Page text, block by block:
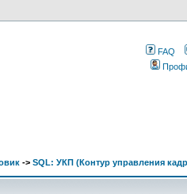
FAQ
-> SQL: УКП (Контур управления